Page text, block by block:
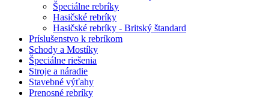
Špeciálne rebríky
Hasičské rebríky
Hasičské rebríky - Britský štandard
Príslušenstvo k rebríkom
Schody a Mostíky
Špeciálne riešenia
Stroje a náradie
Stavebné výťahy
Prenosné rebríky